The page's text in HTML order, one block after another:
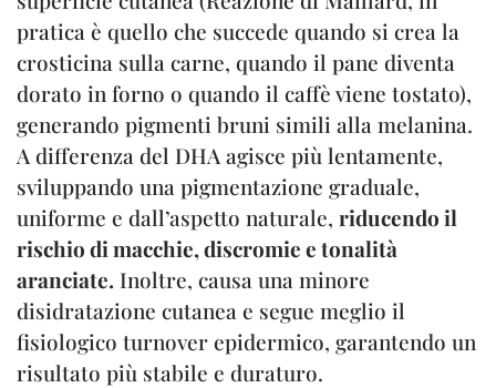
pratica è quello che succede quando si crea la
crosticina sulla carne, quando il pane diventa
dorato in forno o quando il caffè viene tostato),
generando pigmenti bruni simili alla melanina.
A differenza del DHA agisce più lentamente,
sviluppando una pigmentazione graduale,
uniforme e dall’aspetto naturale, riducendo il
rischio di macchie, discromie e tonalità
aranciate. Inoltre, causa una minore
disidratazione cutanea e segue meglio il
fisiologico turnover epidermico, garantendo un
risultato più stabile e duraturo.